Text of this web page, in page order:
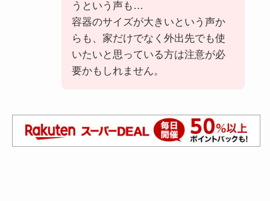
うという声も…
容器のサイズが大きいという声か
らも、家だけでなく外出先でも使
いたいと思っている方は注意が必
要かもしれません。